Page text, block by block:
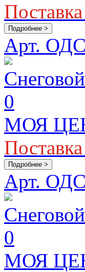
Подробнее >
Арт.
0
МОЯ
Подробнее >
Арт.
0
МОЯ